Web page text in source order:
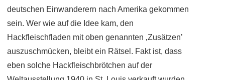
deutschen Einwanderern nach Amerika gekommen
sein. Wer wie auf die Idee kam, den
Hackfleischfladen mit oben genannten ‚Zusätzen’
auszuschmücken, bleibt ein Rätsel. Fakt ist, dass
eben solche Hackfleischbrötchen auf der